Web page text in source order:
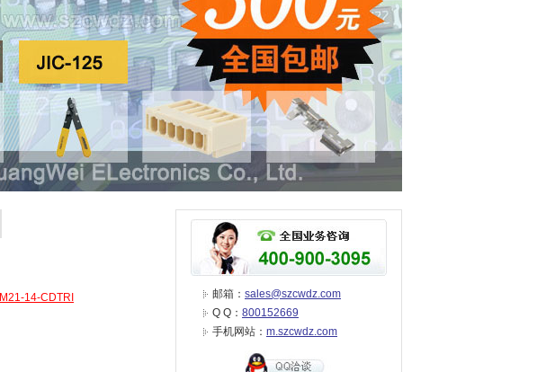
IM21-14-CDTRI 邮箱： sales@szcwdz.com
Q Q： 800152669
手机网站： m.szcwdz.com